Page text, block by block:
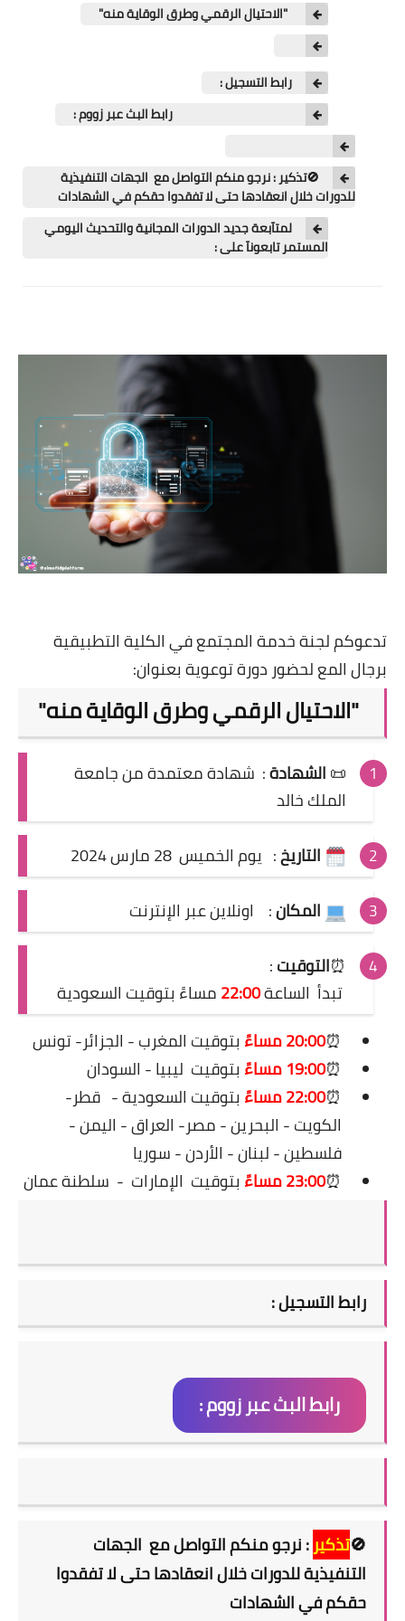
اللغة الانجليزية
التعليم
"الاحتيال الرقمي وطرق الوقاية منه"
رابط التسجيل :
رابط البث عبر زووم :
🚫تذكير : نرجو منكم التواصل مع الجهات التنفيذية
للدورات خلال انعقادها حتى لا تفقدوا حقكم في الشهادات
لمتآبعة جديد الدورات المجانية والتحديث اليومي
المستمر تابعونآ على :
تدعوكم لجنة خدمة المجتمع في الكلية التطبيقية
برجال المع لحضور دورة توعوية بعنوان:
"الاحتيال الرقمي وطرق الوقاية منه"
📜الشهادة: شهادة معتمدة من جامعة
الملك خالد
التاريخ: يوم الخميس 28 مارس 2024
المكان: اونلاين عبر الإنترنت
⏰التوقيت:
تبدأ الساعة22:00مساءً بتوقيت السعودية
⏰20:00 مساءً
بتوقيت المغرب - الجزائر- تونس
⏰19:00 مساءً
بتوقيت ليبيا - السودان
⏰22:00 مساءً بتوقيت السعودية - قطر-
الكويت - البحرين - مصر- العراق - اليمن -
فلسطين - لبنان - الأردن - سوريا
⏰23:00 مساءً بتوقيت الإمارات - سلطنة عمان
رابط التسجيل :
رابط البث عبر زووم :
🚫تذكير: نرجو منكم التواصل مع الجهات
التنفيذية للدورات خلال انعقادها حتى لا تفقدوا
حقكم في الشهادات